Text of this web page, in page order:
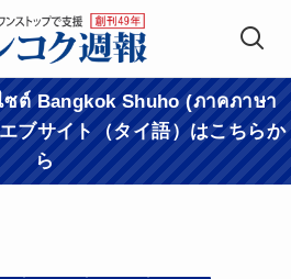
ซต์ Bangkok Shuho (ภาคภาษา
ブサイト（タイ語）はこちらか
ら